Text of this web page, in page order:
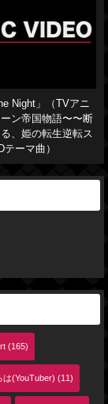
Night」（TVアニ
ン帝国物語〜〜断
、姫の転生逆転ス
テーマ曲）
(165)
は(YouTuber) (11)